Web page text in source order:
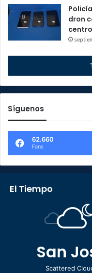
dron
Síguenos
62.660
Fans
El Tiempo
San
Scattered